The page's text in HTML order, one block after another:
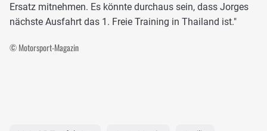
Ersatz mitnehmen. Es könnte durchaus sein, dass Jorges
nächste Ausfahrt das 1. Freie Training in Thailand ist."
© Motorsport-Magazin